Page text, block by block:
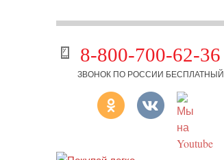
8-800-700-62-36
ЗВОНОК ПО РОССИИ БЕСПЛАТНЫЙ